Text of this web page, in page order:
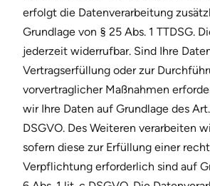
erfolgt die Datenverarbeitung
Grundlage von § 25 Abs. 1 TTDSG.
jederzeit widerrufbar. Sind Ihre
Vertragserfüllung oder zur
vorvertraglicher Maßnahmen
wir Ihre Daten auf Grundlage des
DSGVO. Des Weiteren verarbeiten
sofern diese zur Erfüllung einer
Verpflichtung erforderlich sind auf